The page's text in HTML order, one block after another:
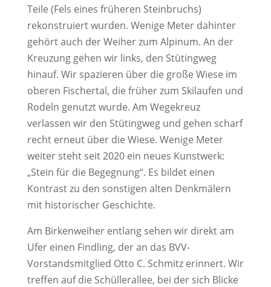
Teile (Fels eines früheren Steinbruchs)
rekonstruiert wurden. Wenige Meter dahinter
gehört auch der Weiher zum Alpinum. An der
Kreuzung gehen wir links, den Stütingweg
hinauf. Wir spazieren über die große Wiese im
oberen Fischertal, die früher zum Skilaufen und
Rodeln genutzt wurde. Am Wegekreuz
verlassen wir den Stütingweg und gehen scharf
recht erneut über die Wiese. Wenige Meter
weiter steht seit 2020 ein neues Kunstwerk:
„Stein für die Begegnung“. Es bildet einen
Kontrast zu den sonstigen alten Denkmälern
mit historischer Geschichte.
Am Birkenweiher entlang sehen wir direkt am
Ufer einen Findling, der an das BVV-
Vorstandsmitglied Otto C. Schmitz erinnert. Wir
treffen auf die Schüllerallee, bei der sich Blicke